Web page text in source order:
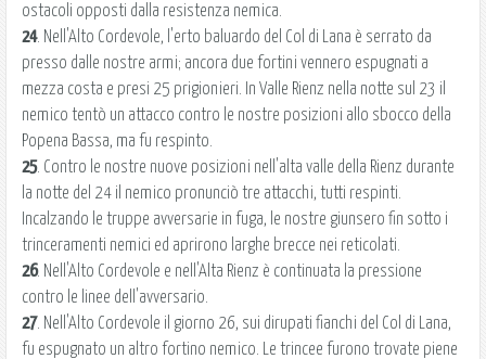
ostacoli opposti dalla resistenza nemica.
24. Nell'Alto Cordevole, l'erto baluardo del Col di Lana è serrato da
presso dalle nostre armi; ancora due fortini vennero espugnati a
mezza costa e presi 25 prigionieri. In Valle Rienz nella notte sul 23 il
nemico tentò un attacco contro le nostre posizioni allo sbocco della
Popena Bassa, ma fu respinto.
25. Contro le nostre nuove posizioni nell'alta valle della Rienz durante
la notte del 24 il nemico pronunciò tre attacchi, tutti respinti.
Incalzando le truppe avversarie in fuga, le nostre giunsero fin sotto i
trinceramenti nemici ed aprirono larghe brecce nei reticolati.
26. Nell'Alto Cordevole e nell'Alta Rienz è continuata la pressione
contro le linee dell'avversario.
27. Nell'Alto Cordevole il giorno 26, sui dirupati fianchi del Col di Lana,
fu espugnato un altro fortino nemico. Le trincee furono trovate piene